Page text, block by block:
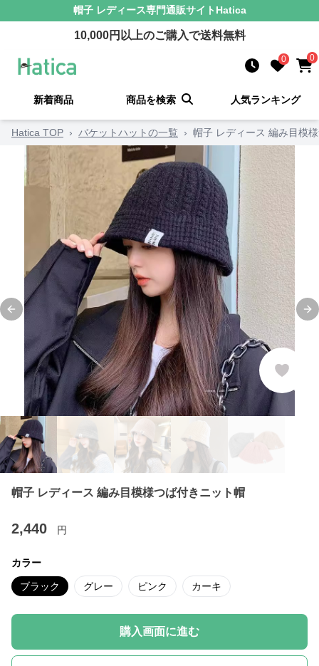
帽子 レディース専門通販サイト Hatica
10,000円以上のご購入で送料無料
0 0
新着商品 商品を検索 人気ランキング
Hatica TOP › バケットハットの一覧 › 帽子 レディース 編み目模
Previous slide
帽子 レディース 編み目模様つば付きニット帽
2,440 円
カラー
ブラック グレー ピンク カーキ
購入画面に進む